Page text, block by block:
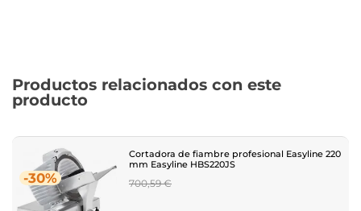
Productos relacionados con este
producto
-30%
Cortadora de fiambre profesional Easyline 220
mm Easyline HBS220JS
Regular
700,59 €